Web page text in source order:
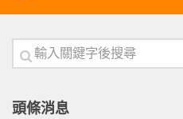
頭條消息